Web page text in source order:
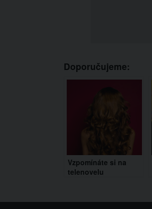
Doporučujeme:
Vzpomínáte si na
telenovelu
hlavní hvězdy